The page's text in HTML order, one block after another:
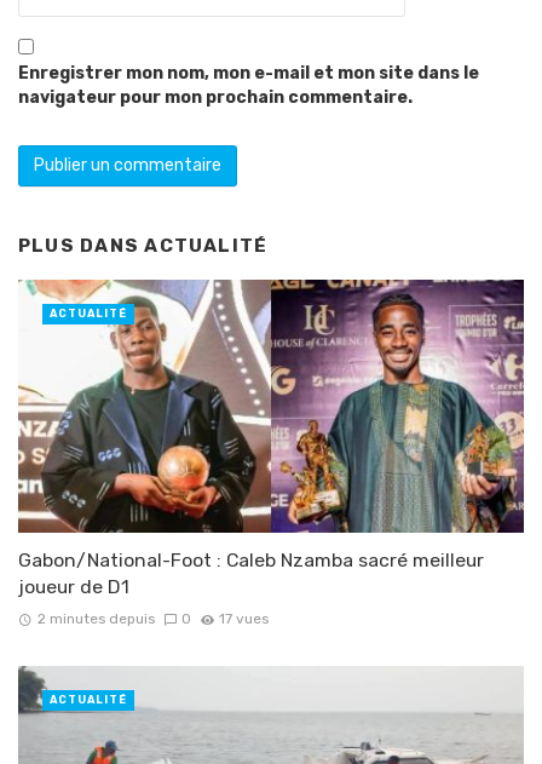
Enregistrer mon nom, mon e-mail et mon site dans le
navigateur pour mon prochain commentaire.
PLUS DANSACTUALITÉ
Gabon/National-Foot : Caleb Nzamba sacré meilleur
joueur de D1
2 minutes depuis 0 17 vues
ACTUALITÉ
ACTUALITÉ